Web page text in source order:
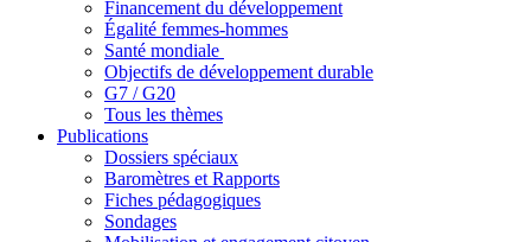
Financement du développement
Égalité femmes-hommes
Santé mondiale
Objectifs de développement durable
G7 / G20
Tous les thèmes
Publications
Dossiers spéciaux
Baromètres et Rapports
Fiches pédagogiques
Sondages